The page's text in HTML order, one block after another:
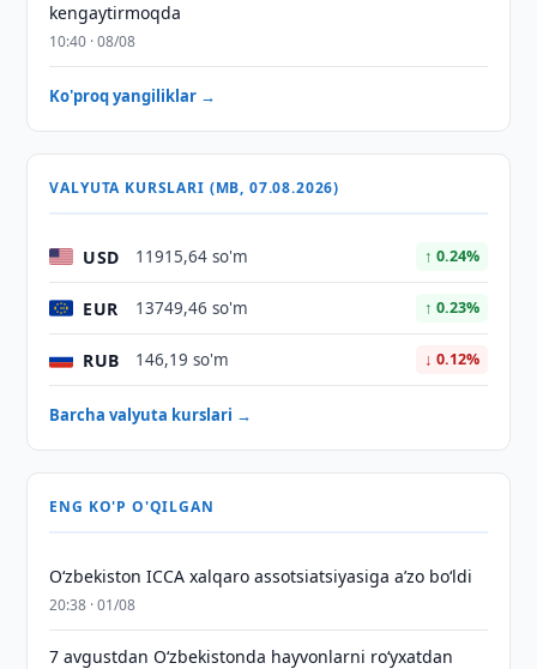
kengaytirmoqda
10:40 · 08/08
Ko'proq yangiliklar →
VALYUTA KURSLARI (MB, 07.08.2026)
USD 11915,64 so'm ↑ 0.24%
EUR 13749,46 so'm ↑ 0.23%
RUB 146,19 so'm ↓ 0.12%
Barcha valyuta kurslari →
ENG KO'P O'QILGAN
O‘zbekiston ICCA xalqaro assotsiatsiyasiga aʼzo bo‘ldi
20:38 · 01/08
7 avgustdan O‘zbekistonda hayvonlarni ro‘yxatdan